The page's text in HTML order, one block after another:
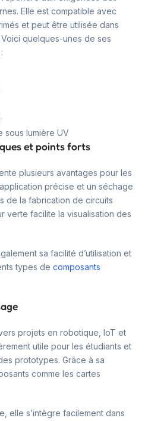
Elle est compatible avec
et peut être utilisée dans
quelques-unes de ses
sous lumière UV
et points forts
plusieurs avantages pour les
précise et un séchage
de la fabrication de circuits
verte facilite la visualisation des
sa facilité d’utilisation et
types de composants
projets en robotique, IoT et
utile pour les étudiants et
prototypes. Grâce à sa
comme les cartes
elle s’intègre facilement dans